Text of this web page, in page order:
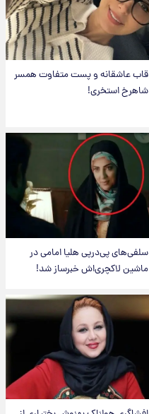
قاب عاشقانه و پست متفاوت همسر
شاهرخ استخری!
سلفی‌های پی‌درپی هلیا امامی در
ماشین لاکچری‌اش خبرساز شد!